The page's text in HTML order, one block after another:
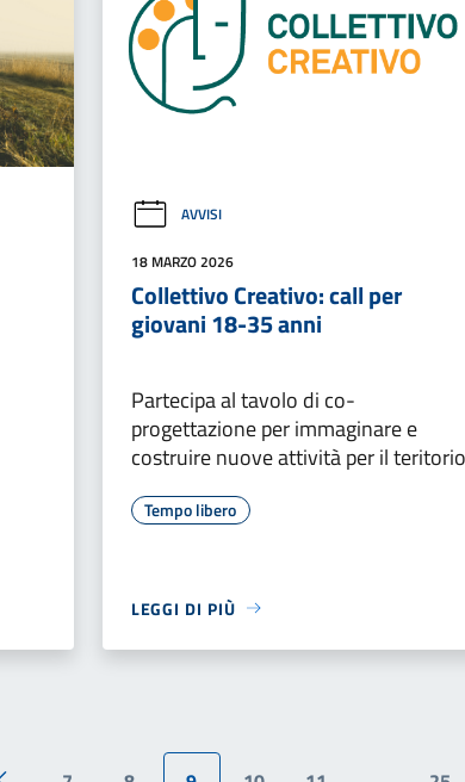
AVVISI
18 MARZO 2026
Collettivo Creativo: call per
giovani 18-35 anni
Partecipa al tavolo di co-
progettazione per immaginare e
costruire nuove attività per il teritorio
Tempo libero
LEGGI DI PIÙ